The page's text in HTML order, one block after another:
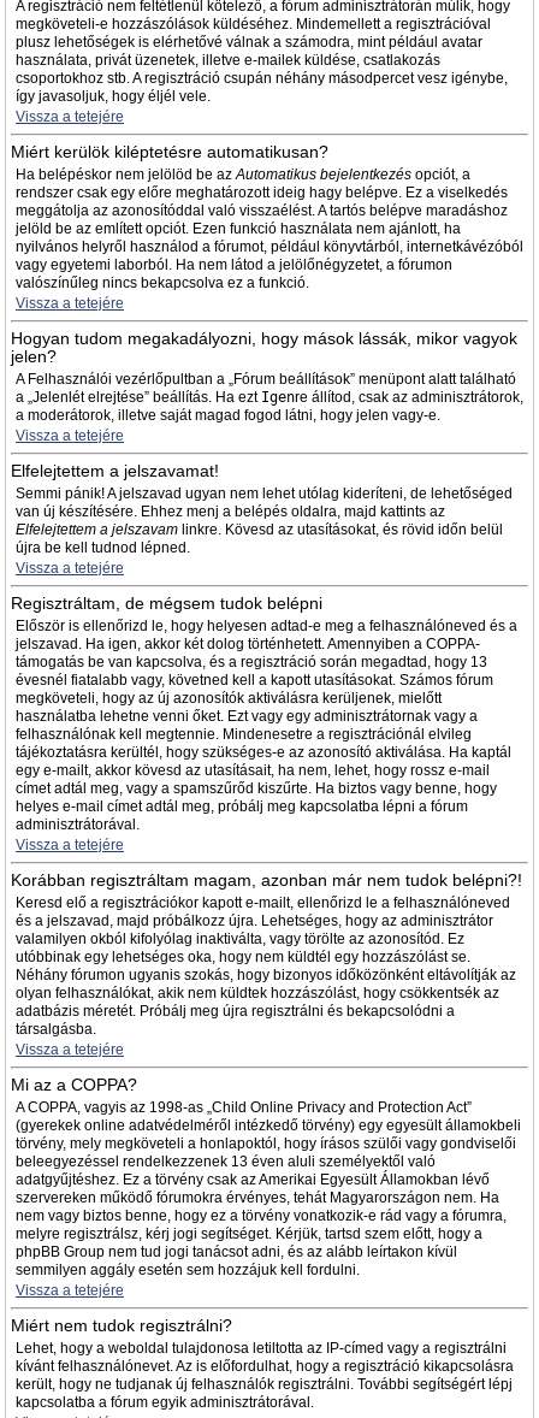
A regisztráció nem feltétlenül kötelező, a fórum adminisztrátorán múlik, hogy
megköveteli-e hozzászólások küldéséhez. Mindemellett a regisztrációval
plusz lehetőségek is elérhetővé válnak a számodra, mint például avatar
használata, privát üzenetek, illetve e-mailek küldése, csatlakozás
csoportokhoz stb. A regisztráció csupán néhány másodpercet vesz igénybe,
így javasoljuk, hogy éljél vele.
Vissza a tetejére
Miért kerülök kiléptetésre automatikusan?
Ha belépéskor nem jelölöd be azAutomatikus bejelentkezés opciót, a
rendszer csak egy előre meghatározott ideig hagy belépve. Ez a viselkedés
meggátolja az azonosítóddal való visszaélést. A tartós belépve maradáshoz
jelöld be az említett opciót. Ezen funkció használata nem ajánlott, ha
nyilvános helyről használod a fórumot, például könyvtárból, internetkávézóból
vagy egyetemi laborból. Ha nem látod a jelölőnégyzetet, a fórumon
valószínűleg nincs bekapcsolva ez a funkció.
Vissza a tetejére
Hogyan tudom megakadályozni, hogy mások lássák, mikor vagyok
jelen?
A Felhasználói vezérlőpultban a „Fórum beállítások” menüpont alatt található
a „Jelenlét elrejtése” beállítás. Ha ezt Igenre állítod, csak az adminisztrátorok,
a moderátorok, illetve saját magad fogod látni, hogy jelen vagy-e.
Vissza a tetejére
Elfelejtettem a jelszavamat!
Semmi pánik! A jelszavad ugyan nem lehet utólag kideríteni, de lehetőséged
van új készítésére. Ehhez menj a belépés oldalra, majd kattints az
Elfelejtettem a jelszavam linkre. Kövesd az utasításokat, és rövid időn belül
újra be kell tudnod lépned.
Vissza a tetejére
Regisztráltam, de mégsem tudok belépni
Először is ellenőrizd le, hogy helyesen adtad-e meg a felhasználóneved és a
jelszavad. Ha igen, akkor két dolog történhetett. Amennyiben a COPPA-
támogatás be van kapcsolva, és a regisztráció során megadtad, hogy 13
évesnél fiatalabb vagy, követned kell a kapott utasításokat. Számos fórum
megköveteli, hogy az új azonosítók aktiválásra kerüljenek, mielőtt
használatba lehetne venni őket. Ezt vagy egy adminisztrátornak vagy a
felhasználónak kell megtennie. Mindenesetre a regisztrációnál elvileg
tájékoztatásra kerültél, hogy szükséges-e az azonosító aktiválása. Ha kaptál
egy e-mailt, akkor kövesd az utasításait, ha nem, lehet, hogy rossz e-mail
címet adtál meg, vagy a spamszűrőd kiszűrte. Ha biztos vagy benne, hogy
helyes e-mail címet adtál meg, próbálj meg kapcsolatba lépni a fórum
adminisztrátorával.
Vissza a tetejére
Korábban regisztráltam magam, azonban már nem tudok belépni?!
Keresd elő a regisztrációkor kapott e-mailt, ellenőrizd le a felhasználóneved
és a jelszavad, majd próbálkozz újra. Lehetséges, hogy az adminisztrátor
valamilyen okból kifolyólag inaktiválta, vagy törölte az azonosítód. Ez
utóbbinak egy lehetséges oka, hogy nem küldtél egy hozzászólást se.
Néhány fórumon ugyanis szokás, hogy bizonyos időközönként eltávolítják az
olyan felhasználókat, akik nem küldtek hozzászólást, hogy csökkentsék az
adatbázis méretét. Próbálj meg újra regisztrálni és bekapcsolódni a
társalgásba.
Vissza a tetejére
Mi az a COPPA?
A COPPA, vagyis az 1998-as „Child Online Privacy and Protection Act”
(gyerekek online adatvédelméről intézkedő törvény) egy egyesült államokbeli
törvény, mely megköveteli a honlapoktól, hogy írásos szülői vagy gondviselői
beleegyezéssel rendelkezzenek 13 éven aluli személyektől való
adatgyűjtéshez. Ez a törvény csak az Amerikai Egyesült Államokban lévő
szervereken működő fórumokra érvényes, tehát Magyarországon nem. Ha
nem vagy biztos benne, hogy ez a törvény vonatkozik-e rád vagy a fórumra,
melyre regisztrálsz, kérj jogi segítséget. Kérjük, tartsd szem előtt, hogy a
phpBB Group nem tud jogi tanácsot adni, és az alább leírtakon kívül
semmilyen aggály esetén sem hozzájuk kell fordulni.
Vissza a tetejére
Miért nem tudok regisztrálni?
Lehet, hogy a weboldal tulajdonosa letiltotta az IP-címed vagy a regisztrálni
kívánt felhasználónevet. Az is előfordulhat, hogy a regisztráció kikapcsolásra
került, hogy ne tudjanak új felhasználók regisztrálni. További segítségért lépj
kapcsolatba a fórum egyik adminisztrátorával.